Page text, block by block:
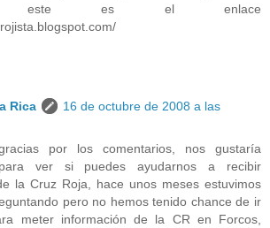
este es el enlace
Rica
16 de octubre de 2008 a las
por los comentarios, nos gustaría
ver si puedes ayudarnos a recibir
la Cruz Roja, hace unos meses estuvimos
pero no hemos tenido chance de ir
meter información de la CR en Forcos,